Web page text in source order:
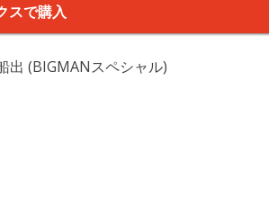
スで購入
出 (BIGMANスペシャル)